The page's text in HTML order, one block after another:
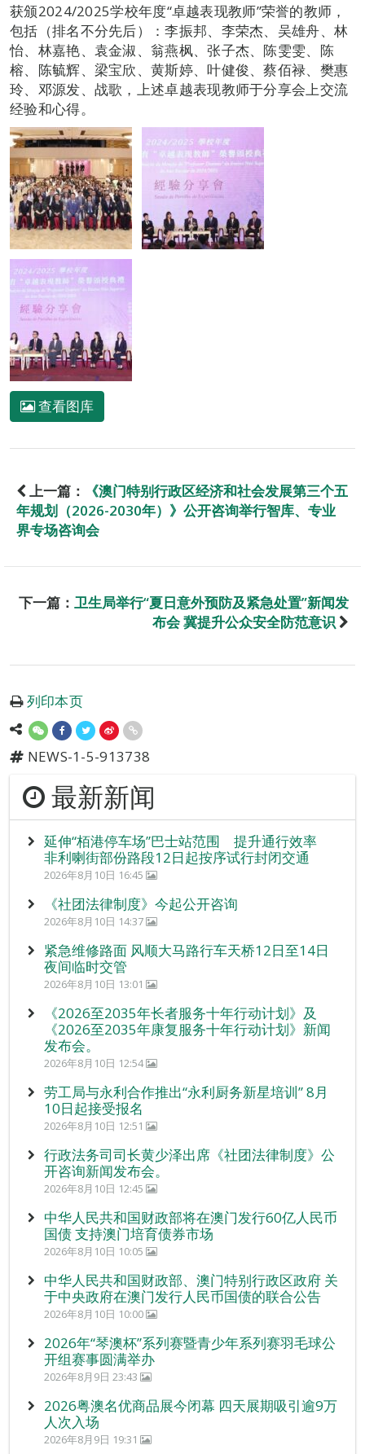
获颁2024/2025学校年度“卓越表现教师”荣誉的教师，
包括（排名不分先后）：李振邦、李荣杰、吴雄舟、林
怡、林嘉艳、袁金淑、翁燕枫、张子杰、陈雯雯、陈
榕、陈毓辉、梁宝欣、黄斯婷、叶健俊、蔡佰禄、樊惠
玲、邓源发、战歌，上述卓越表现教师于分享会上交流
经验和心得。
查看图库
上一篇：
《澳门特别行政区经济和社会发展第三个五
年规划（2026-2030年）》公开咨询举行智库、专业
界专场咨询会
下一篇： 卫生局举行“夏日意外预防及紧急处置”新闻发
布会 冀提升公众安全防范意识
列印本页
NEWS-1-5-913738
最新新闻
延伸“栢港停车场”巴士站范围 提升通行效率
非利喇街部份路段12日起按序试行封闭交通
2026年8月10日 16:45
《社团法律制度》今起公开咨询
2026年8月10日 14:37
紧急维修路面 风顺大马路行车天桥12日至14日
夜间临时交管
2026年8月10日 13:01
《2026至2035年长者服务十年行动计划》及
《2026至2035年康复服务十年行动计划》新闻
发布会。
2026年8月10日 12:54
劳工局与永利合作推出“永利厨务新星培训” 8月
10日起接受报名
2026年8月10日 12:51
行政法务司司长黄少泽出席《社团法律制度》公
开咨询新闻发布会。
2026年8月10日 12:45
中华人民共和国财政部将在澳门发行60亿人民币
国债 支持澳门培育债券市场
2026年8月10日 10:05
中华人民共和国财政部、澳门特别行政区政府 关
于中央政府在澳门发行人民币国债的联合公告
2026年8月10日 10:00
2026年“琴澳杯”系列赛暨青少年系列赛羽毛球公
开组赛事圆满举办
2026年8月9日 23:43
2026粤澳名优商品展今闭幕 四天展期吸引逾9万
人次入场
2026年8月9日 19:31